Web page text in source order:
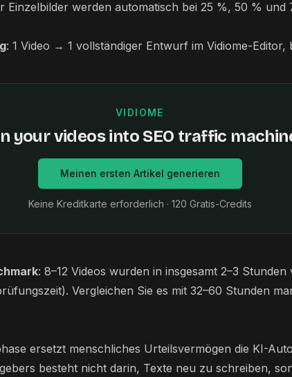
Einzelbilder werden automatisch bei 25 %, 50 % und
: 1 Video → 1 vollständiger Entwurf im Vidiome-Editor,
VIDIOME
your videos into SEO traffic
Meinen ersten Artikel generieren
Keine Kreditkarte erforderlich · 120 Gratis-Credits
: 8–12 Videos wurden in insgesamt 2–3
Vergleichen Sie es mit 32–60 Stunden
ersetzt menschliches Urteilsvermögen die KI-
besteht nicht darin, Texte neu zu schreiben,